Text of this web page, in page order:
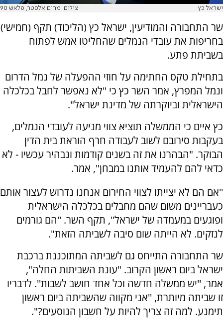
ישראל כץ צילום: מרים אלסטר, פלאש 90
שר התחבורה והמודיעין, ישראל כץ (הליכוד) תקף (חמישי)
בחריפות את עובדי הנמלים שהחליטו אמש לפתוח
בשביתת פתע.
בתחילת טקס החתימה על חוזי ההפעלה של נמל הדרום
ונמל המפרץ, אמר השר כץ כי "לא נאפשר לחבל בכלכלה
הישראלית וביוקרתה של מדינת ישראל".
כץ איים כי הממשלה תוציא צווי מניעה לעובדי הנמלים,
בעקבות סירובם לשוב לעבודה חרף הוראת בית הדין
הבוקר. "הבהרנו את זה בשנים קודמות ונבהיר עכשיו - לא
כדאי להם להעמיד אותנו במבחן", אמר.
''אם הם לא יצייתו לצווי החירום אנחנו נדרוש לעצור אותם
כעבריינים משום שהם מחבלים בכלכלה הישראלית
ופוגעים במעמדה של ישראל", תקף השר. ''הם גורמים
לנזקים. לא הייתה שום סיבה לשביתה הזאת".
שר התחבורה התייחס גם לשביתה המתוכננת ברכבת
ישראל ביום ראשון הקרוב. "עונת השביתות החלה",
אמר, ''יש ממשלה חדשה וכל אחד חושב לשבות''. לדבריו
זו שביתה מיותרת, ''אני מקווה שהשביתה ביום ראשון
תימנע. למה זה צריך להיות על חשבון הנוסעים?".